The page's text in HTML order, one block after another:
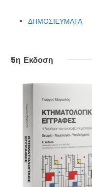
ΔΗΜΟΣΙΕΥΜΑΤΑ
5η Εκδοση